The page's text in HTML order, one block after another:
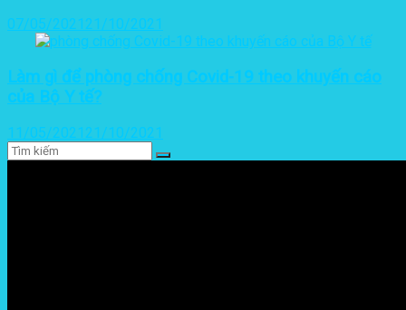
07/05/2021 21/10/2021
Làm gì để phòng chống Covid-19 theo khuyến cáo
của Bộ Y tế?
11/05/2021 21/10/2021